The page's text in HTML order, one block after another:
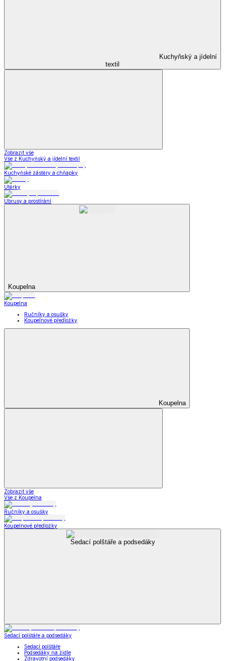
Kuchyňský a jídelní
textil
Zobrazit vše
Vše z Kuchyňský a jídelní textil
Kuchyňské zástěry a chňapky
Utěrky
Ubrusy a prostírání
Koupelna
Koupelna
Ručníky a osušky
Koupelnové předložky
Koupelna
Zobrazit vše
Vše z Koupelna
Ručníky a osušky
Koupelnové předložky
Sedací polštáře a podsedáky
Sedací polštáře a podsedáky
Sedací polštáře
Podsedáky na židle
Zdravotní podsedáky